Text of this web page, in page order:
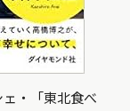
ェ・「東北食べ